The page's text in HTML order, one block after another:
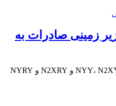
زمینی صادرات به
کابل برق زیر زمینی مشخصاتNYY، N2XY و N2XRY و NYRY